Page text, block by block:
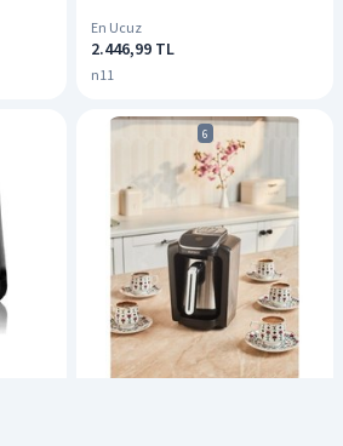
En Ucuz
2.446,99 TL
n11
6